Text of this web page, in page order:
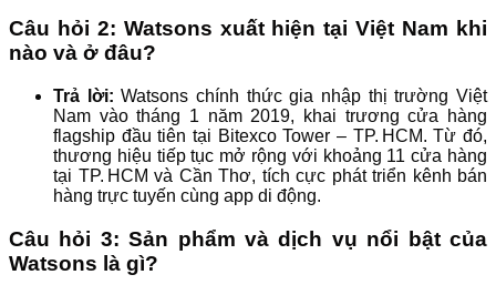
Câu hỏi 2: Watsons xuất hiện tại Việt Nam khi
nào và ở đâu?
Trả lời:Watsons chính thức gia nhập thị trường Việt
Nam vào tháng 1 năm 2019, khai trương cửa hàng
flagship đầu tiên tại Bitexco Tower – TP. HCM. Từ đó,
thương hiệu tiếp tục mở rộng với khoảng 11 cửa hàng
tại TP. HCM và Cần Thơ, tích cực phát triển kênh bán
hàng trực tuyến cùng app di động.
Câu hỏi 3: Sản phẩm và dịch vụ nổi bật của
Watsons là gì?